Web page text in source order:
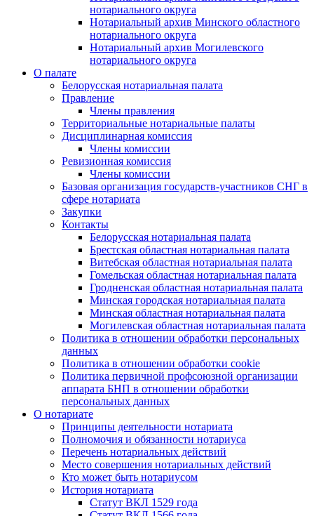
нотариального округа
Нотариальный архив Минского областного
нотариального округа
Нотариальный архив Могилевского
нотариального округа
О палате
Белорусская нотариальная палата
Правление
Члены правления
Территориальные нотариальные палаты
Дисциплинарная комиссия
Члены комиссии
Ревизионная комиссия
Члены комиссии
Базовая организация государств-участников СНГ в
сфере нотариата
Закупки
Контакты
Белорусская нотариальная палата
Брестская областная нотариальная палата
Витебская областная нотариальная палата
Гомельская областная нотариальная палата
Гродненская областная нотариальная палата
Минская городская нотариальная палата
Минская областная нотариальная палата
Могилевская областная нотариальная палата
Политика в отношении обработки персональных
данных
Политика в отношении обработки cookie
Политика первичной профсоюзной организации
аппарата БНП в отношении обработки
персональных данных
О нотариате
Принципы деятельности нотариата
Полномочия и обязанности нотариуса
Перечень нотариальных действий
Место совершения нотариальных действий
Кто может быть нотариусом
История нотариата
Статут ВКЛ 1529 года